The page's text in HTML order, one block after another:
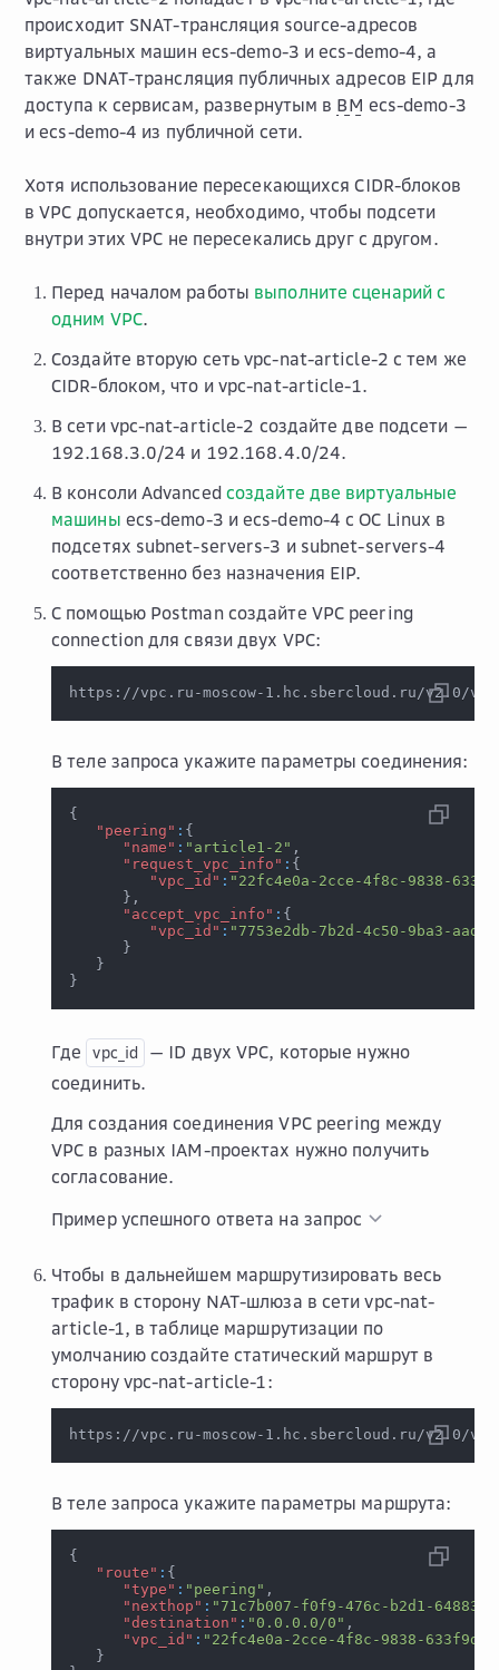
происходит SNAT-трансляция source-адресов
виртуальных машин ecs-demo-3 и ecs-demo-4, а
также DNAT-трансляция публичных адресов EIP для
доступа к сервисам, развернутым в ВМ ecs-demo-3
и ecs-demo-4 из публичной сети.
Хотя использование пересекающихся CIDR-блоков
в VPC допускается, необходимо, чтобы подсети
внутри этих VPC не пересекались друг с другом.
Перед началом работы выполните сценарий с
одним VPC.
Создайте вторую сеть vpc-nat-article-2 с тем же
CIDR-блоком, что и vpc-nat-article-1.
В сети vpc-nat-article-2 создайте две подсети —
192.168.3.0/24 и 192.168.4.0/24.
В консоли Advanced создайте две виртуальные
машины ecs-demo-3 и ecs-demo-4 с ОС Linux в
подсетях subnet-servers-3 и subnet-servers-4
соответственно без назначения EIP.
С помощью Postman создайте VPC peering
connection для связи двух VPC:
https://vpc.ru-moscow-1.hc.sbercloud.ru/v2.0/
В теле запроса укажите параметры соединения:
{
"peering" : {
"name" : "article1-2" ,
"request_vpc_info" : {
"vpc_id" : "22fc4e0a-2cce-4f8c-9838-
} ,
"accept_vpc_info" : {
"vpc_id" : "7753e2db-7b2d-4c50-9ba3-
}
}
}
Где vpc_id
— ID двух VPC, которые нужно
соединить.
Для создания соединения VPC peering между
VPC в разных IAM-проектах нужно получить
согласование.
Пример успешного ответа на запрос
Чтобы в дальнейшем маршрутизировать весь
трафик в сторону NAT-шлюза в сети vpc-nat-
article-1, в таблице маршрутизации по
умолчанию создайте статический маршрут в
сторону vpc-nat-article-1:
https://vpc.ru-moscow-1.hc.sbercloud.ru/v2.0/
В теле запроса укажите параметры маршрута:
{
"route" : {
"type" : "peering" ,
"nexthop" : "71c7b007-f0f9-476c-b2d1-
"destination" : "0.0.0.0/0" ,
"vpc_id" : "22fc4e0a-2cce-4f8c-9838-
}